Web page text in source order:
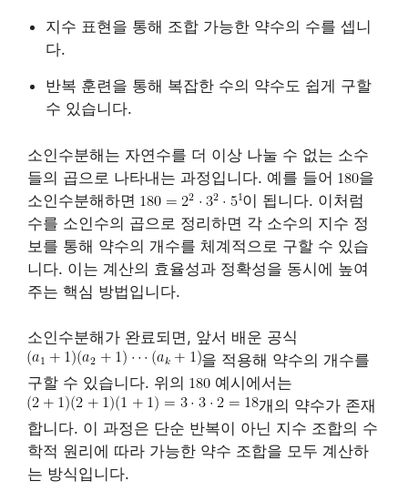
지수 표현을 통해 조합 가능한 약수의 수를 셉니
다.
반복 훈련을 통해 복잡한 수의 약수도 쉽게 구할
수 있습니다.
소인수분해는 자연수를 더 이상 나눌 수 없는 소수
들의 곱으로 나타내는 과정입니다. 예를 들어
을
소인수분해하면
이 됩니다. 이처럼
수를 소인수의 곱으로 정리하면 각 소수의 지수 정
보를 통해 약수의 개수를 체계적으로 구할 수 있습
니다. 이는 계산의 효율성과 정확성을 동시에 높여
주는 핵심 방법입니다.
소인수분해가 완료되면, 앞서 배운 공식
을 적용해 약수의 개수를
구할 수 있습니다. 위의
예시에서는
개의 약수가 존재
합니다. 이 과정은 단순 반복이 아닌 지수 조합의 수
학적 원리에 따라 가능한 약수 조합을 모두 계산하
는 방식입니다.